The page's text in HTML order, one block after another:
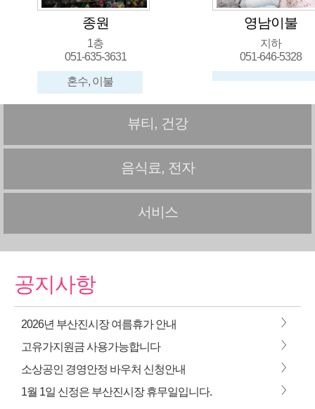
종원
1층
051-635-3631
혼수, 이불
영남이불
지하
051-646-5328
뷰티, 건강
음식료, 전자
서비스
공지사항
2026년 부산진시장 여름휴가 안내 >
고유가지원금 사용가능합니다 >
소상공인 경영안정 바우처 신청안내 >
1월 1일 신정은 부산진시장 휴무일입니다. >